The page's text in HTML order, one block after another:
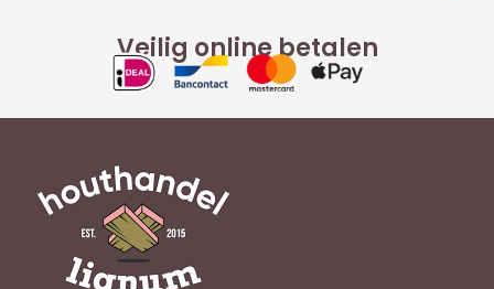
Veilig online betalen